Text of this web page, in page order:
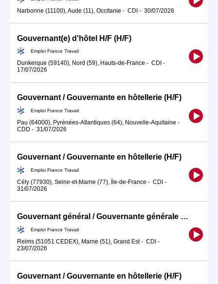
Narbonne (11100), Aude (11), Occitanie - CDI - 30/07/2026
Gouvernant(e) d'hôtel H/F (H/F)
Emploi France Travail
Dunkerque (59140), Nord (59), Hauts-de-France - CDI -
17/07/2026
Gouvernant / Gouvernante en hôtellerie (H/F)
Emploi France Travail
Pau (64000), Pyrénées-Atlantiques (64), Nouvelle-Aquitaine -
CDD - 31/07/2026
Gouvernant / Gouvernante en hôtellerie (H/F)
Emploi France Travail
Cély (77930), Seine-et-Marne (77), Île-de-France - CDI -
31/07/2026
Gouvernant général / Gouvernante générale en hôtellerie
Emploi France Travail
Reims (51051 CEDEX), Marne (51), Grand Est- CDI -
23/07/2026
Gouvernant / Gouvernante en hôtellerie (H/F)